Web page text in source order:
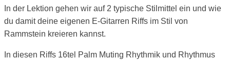
In der Lektion gehen wir auf 2 typische Stilmittel ein und wie
du damit deine eigenen E-Gitarren Riffs im Stil von
Rammstein kreieren kannst.
In diesen Riffs 16tel Palm Muting Rhythmik und Rhythmus